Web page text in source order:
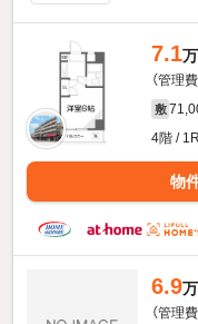
7.1
（管理
敷
4階 /
物
6.9
（管理